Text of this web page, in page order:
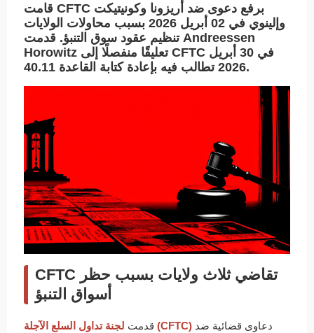
قامت CFTC برفع دعوى ضد أريزونا وكونيتيكت
وإلينوي في 02 أبريل 2026 بسبب محاولات الولايات
تنظيم عقود سوق التنبؤ. قدمت Andreessen
Horowitz تعليقًا منفصلًا إلى CFTC في 30 أبريل
2026 تطالب فيه بإعادة كتابة القاعدة 40.11.
CFTC تقاضي ثلاث ولايات بسبب حظر
أسواق التنبؤ
قدمت لجنة تداول السلع الآجلة (CFTC)